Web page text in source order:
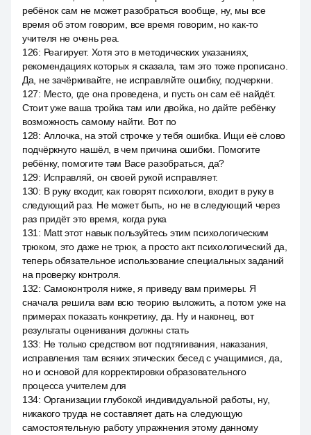
ребёнок сам не может разобраться вообще, ну, мы все
время об этом говорим, все время говорим, но как-то
учителя не очень реа.
126: Реагирует. Хотя это в методических указаниях,
рекомендациях которых я сказала, там это тоже прописано.
Да, не зачёркивайте, не исправляйте ошибку, подчеркни.
127: Место, где она проведена, и пусть он сам её найдёт.
Стоит уже ваша тройка там или двойка, но дайте ребёнку
возможность самому найти. Вот по
128: Аллочка, на этой строчке у тебя ошибка. Ищи её слово
подчёркнуто нашёл, в чем причина ошибки. Помогите
ребёнку, помогите там Васе разобраться, да?
129: Исправляй, он своей рукой исправляет.
130: В руку входит, как говорят психологи, входит в руку в
следующий раз. Не может быть, но не в следующий через
раз придёт это время, когда рука
131 : Matt этот навык пользуйтесь этим психологическим
трюком, это даже не трюк, а просто акт психологический да,
теперь обязательное использование специальных заданий
на проверку контроля.
132: Самоконтроля ниже, я приведу вам примеры. Я
сначала решила вам всю теорию выложить, а потом уже на
примерах показать конкретику, да. Ну и наконец, вот
результаты оценивания должны стать
133: Не только средством вот подтягивания, наказания,
исправления там всяких этических бесед с учащимися, да,
но и основой для корректировки образовательного
процесса учителем для
134: Организации глубокой индивидуальной работы, ну,
никакого труда не составляет дать на следующую
самостоятельную работу упражнения этому данному